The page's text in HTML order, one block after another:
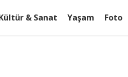
& Sanat Yaşam Foto